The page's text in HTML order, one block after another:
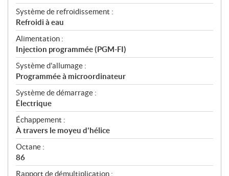
Système de refroidissement :
Refroidi à eau
Alimentation :
Injection programmée (PGM-FI)
Système d'allumage :
Programmée à microordinateur
Système de démarrage :
Électrique
Échappement :
À travers le moyeu d'hélice
Octane :
86
Rapport de démultiplication :